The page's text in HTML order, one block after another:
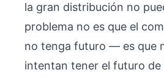
la gran distribución no
problema no es que el
no tenga futuro — es que
intentan tener el futuro de